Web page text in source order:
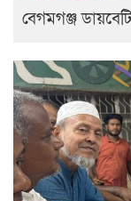
বেগমগঞ্জ